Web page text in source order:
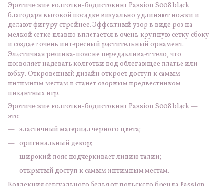
Эротические колготки-бодистокинг Passion S008 black
благодаря высокой посадке визуально удлиняют ножки и
делают фигуру стройнее. Эффектный узор в виде роз на
мелкой сетке плавно вплетается в очень крупную сетку сбоку
и создает очень интересный растительный орнамент.
Эластичная резинка-пояс не передавливает тело, что
позволяет надевать колготки под облегающее платье или
юбку. Откровенный дизайн откроет доступ к самым
интимным местам и станет озорным предвестником
пикантных игр.
Эротические колготки-бодистокинг Passion S008 black —
это:
эластичный материал черного цвета;
оригинальный декор;
широкий пояс подчеркивает линию талии;
открытый доступ к самым интимным местам.